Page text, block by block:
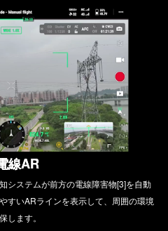
線AR
システムが前方の電線障害物[3]を自動
すいARラインを表示して、周囲の環境
します。